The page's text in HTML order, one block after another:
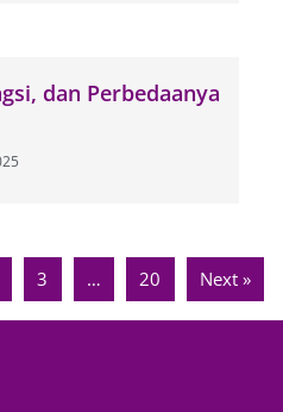
dan Perbedaanya
3 … 20 Next »